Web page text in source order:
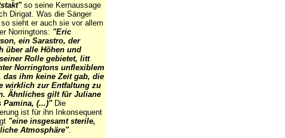
so seine Kernaussage
Dirigat. Was die Sänger
sieht er auch sie vor allem
Norringtons: "Eric
ein Sarastro, der
über alle Höhen und
Rolle gebietet, litt
Norringtons unflexiblem
das ihm keine Zeit gab, die
wirklich zur Entfaltung zu
Ähnliches gilt für Juliane
Pamina, (...)"Die
ist für ihn Inkonsequent
"eine insgesamt sterile,
Atmosphäre".